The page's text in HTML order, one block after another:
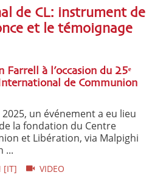
de CL: instrument de
et le témoignage
Farrell à l’occasion du 25ᵉ
de Communion
un événement a eu lieu
la fondation du Centre
et Libération, via Malpighi
...
[IT] VIDEO